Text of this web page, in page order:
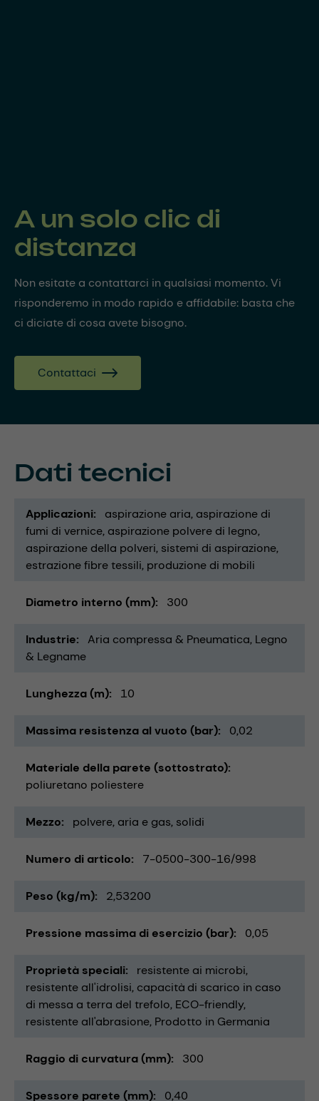
A un solo clic di
distanza
Non esitate a contattarci in qualsiasi momento. Vi
risponderemo in modo rapido e affidabile: basta che
ci diciate di cosa avete bisogno.
Contattaci
Dati tecnici
Applicazioni aspirazione aria aspirazione di
fumi di vernice aspirazione polvere di legno
aspirazione della polveri sistemi di aspirazione
estrazione fibre tessili produzione di mobili
Diametro interno (mm) 300
Industrie Aria compressa & Pneumatica Legno
& Legname
Lunghezza (m) 10
Massima resistenza al vuoto (bar) 0,02
Materiale della parete (sottostrato)
poliuretano poliestere
Mezzo polvere aria e gas solidi
Numero di articolo 7-0500-300-16/998
Peso (kg/m) 2,53200
Pressione massima di esercizio (bar) 0,05
Proprietà speciali
resistente ai microbi
resistente all'idrolisi capacità di scarico in caso
di messa a terra del trefolo ECO-friendly
resistente all'abrasione Prodotto in Germania
Raggio di curvatura (mm) 300
Spessore parete (mm) 0,40